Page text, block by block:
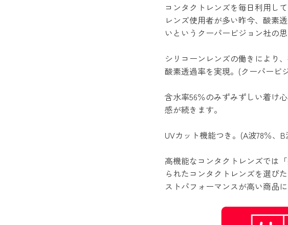
コンタクトレンズを毎日利用し
レンズ使用者が多い昨今、酸素
いというクーパービジョン社の
シリコーンレンズの働きにより
酸素透過率を実現。(クーパービ
含水率56％のみずみずしい着け
感が続きます。
UVカット機能つき。(A波78％、
高機能なコンタクトレンズでは
られたコンタクトレンズを選び
ストパフォーマンスが高い商品